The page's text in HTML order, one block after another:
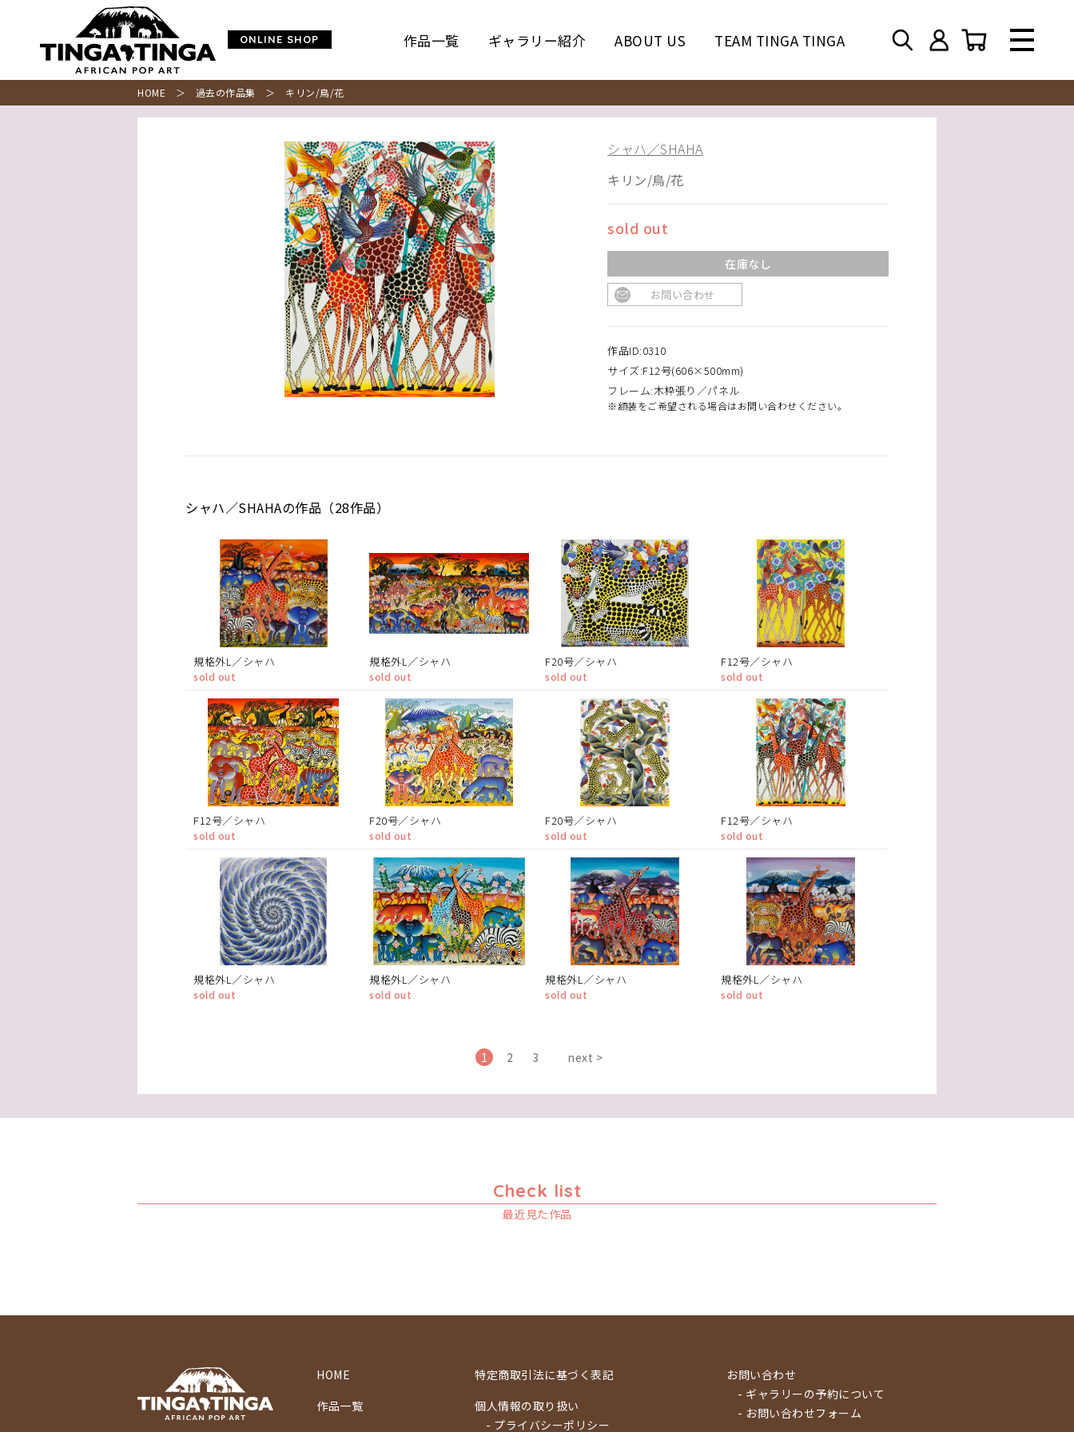
ONLINE SHOP 作品一覧 ギャラリー紹介 ABOUT US TEAM TINGA TINGA
HOME ＞ 過去の作品集 ＞ キリン/鳥/花
シャハ／SHAHA
キリン/鳥/花
sold out
在庫なし
お問い合わせ
作品ID:0310
サイズ:F12号(606×500mm)
フレーム:木枠張り／パネル
※額装をご希望される場合はお問い合わせください。
シャハ／SHAHAの作品（28作品）
規格外L／シャハ
sold out
規格外L／シャハ
sold out
F20号／シャハ
sold out
F12号／シャハ
sold out
F12号／シャハ
sold out
F20号／シャハ
sold out
F20号／シャハ
sold out
F12号／シャハ
sold out
規格外L／シャハ
sold out
規格外L／シャハ
sold out
規格外L／シャハ
sold out
規格外L／シャハ
sold out
1 2 3 next >
Check list
最近見た作品
HOME
作品一覧
特定商取引法に基づく表記
個人情報の取り扱い
- プライバシーポリシー
お問い合わせ
- ギャラリーの予約について
- お問い合わせフォーム